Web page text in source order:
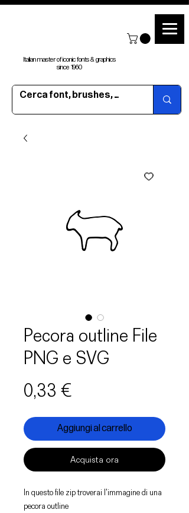
Italian master of iconic fonts & graphics
since 1960
Pecora outline File
PNG e SVG
0,33 €
Aggiungi al carrello
Acquista ora
In questo file zip troverai l'immagine di una
pecora outline